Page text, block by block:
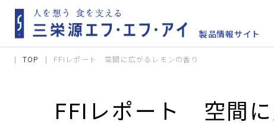
TOP FFIレポート 空間に広がるレモンの香り
FFIレポート 空間に